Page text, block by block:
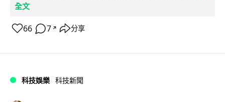
全文
66 7 ↗ 分享
科技娛樂 科技新聞